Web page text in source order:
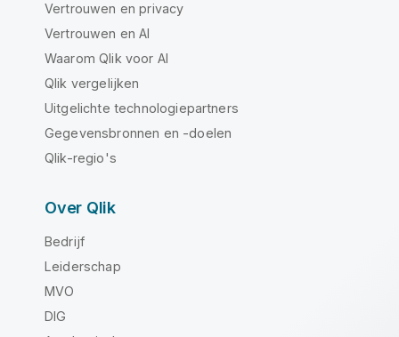
Vertrouwen en privacy
Vertrouwen en AI
Waarom Qlik voor AI
Qlik vergelijken
Uitgelichte technologiepartners
Gegevensbronnen en -doelen
Qlik-regio's
Over Qlik
Bedrijf
Leiderschap
MVO
DIG